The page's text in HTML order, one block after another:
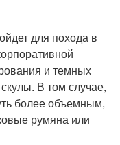
для похода в
и темных
В том случае,
более объемным,
румяна или